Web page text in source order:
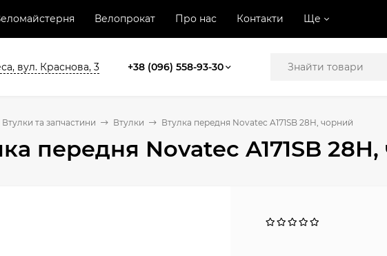
Велопрокат Про нас Контакти Ще
вул. Краснова, 3 +38 (096) 558-93-30
Втулки та запчастини Втулки Втулка передня Novatec A171SB 28H, чорний
передня Novatec A171SB